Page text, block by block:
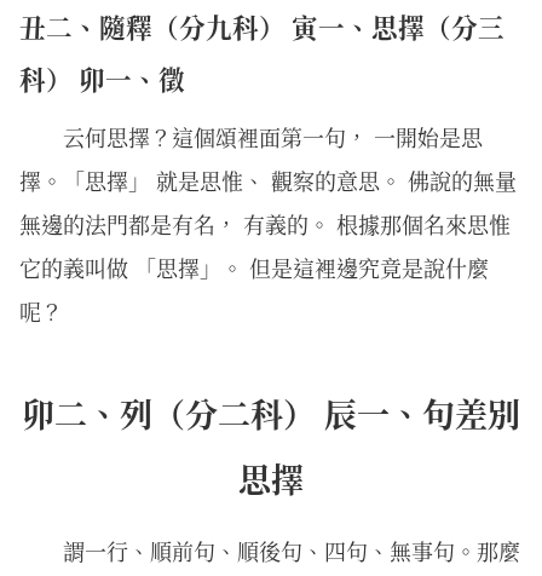
丑二、隨釋（分九科） 寅一、思擇（分三
科） 卯一、徵
云何思擇？這個頌裡面第一句， 一開始是思
擇。「思擇」 就是思惟、 觀察的意思。 佛說的無量
無邊的法門都是有名， 有義的。 根據那個名來思惟
它的義叫做 「思擇」。 但是這裡邊究竟是說什麼
呢？
卯二、列（分二科） 辰一、句差別
思擇
謂一行、順前句、順後句、四句、無事句。那麼